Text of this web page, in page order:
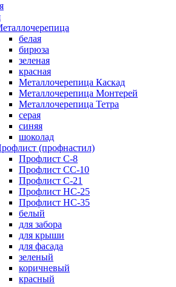
белая
бирюза
зеленая
красная
Металлочерепица Каскад
Металлочерепица Монтерей
Металлочерепица Тетра
серая
синяя
шоколад
(профнастил)
Профлист С-8
Профлист СС-10
Профлист C-21
Профлист НС-25
Профлист НС-35
белый
для забора
для крыши
для фасада
зеленый
коричневый
красный